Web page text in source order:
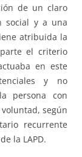
de un claro
social y a una
atribuida la
el criterio
en este
y no
persona con
según
recurrente
la LAPD.